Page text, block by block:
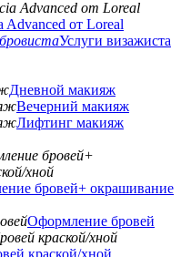
Advanced от Loreal
Услуги визажиста
Дневной макияж
Вечерний макияж
Лифтинг макияж
бровей+ окрашивание
Оформление бровей
краской/хной